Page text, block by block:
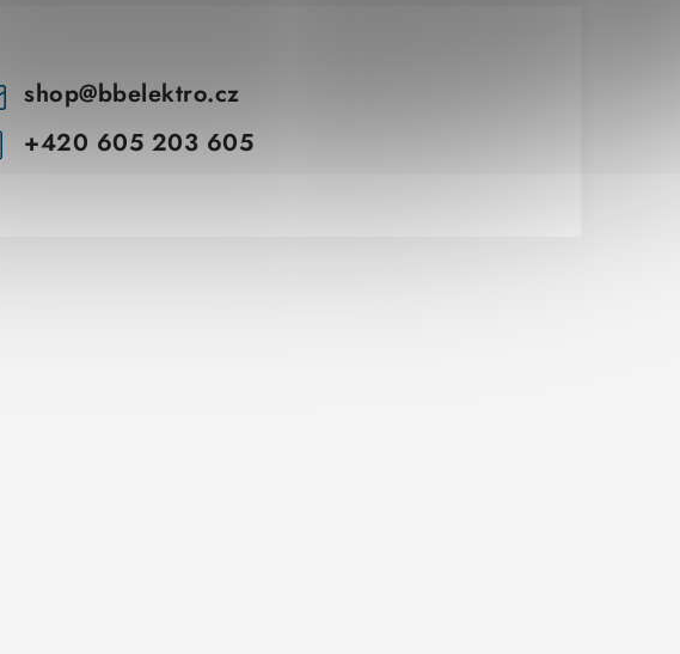
shop@bbelektro.cz
+420 605 203 605